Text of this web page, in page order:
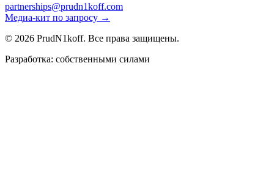
partnerships@prudn1koff.com
Медиа-кит по запросу →
© 2026 PrudN1koff. Все права защищены.
Разработка: собственными силами